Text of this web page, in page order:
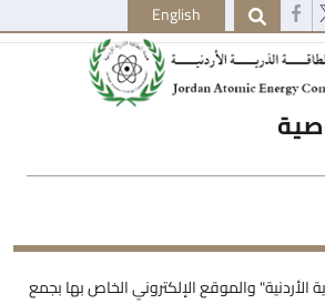
English
الأردنية" والموقع الإلكتروني الخاص بها بجمع